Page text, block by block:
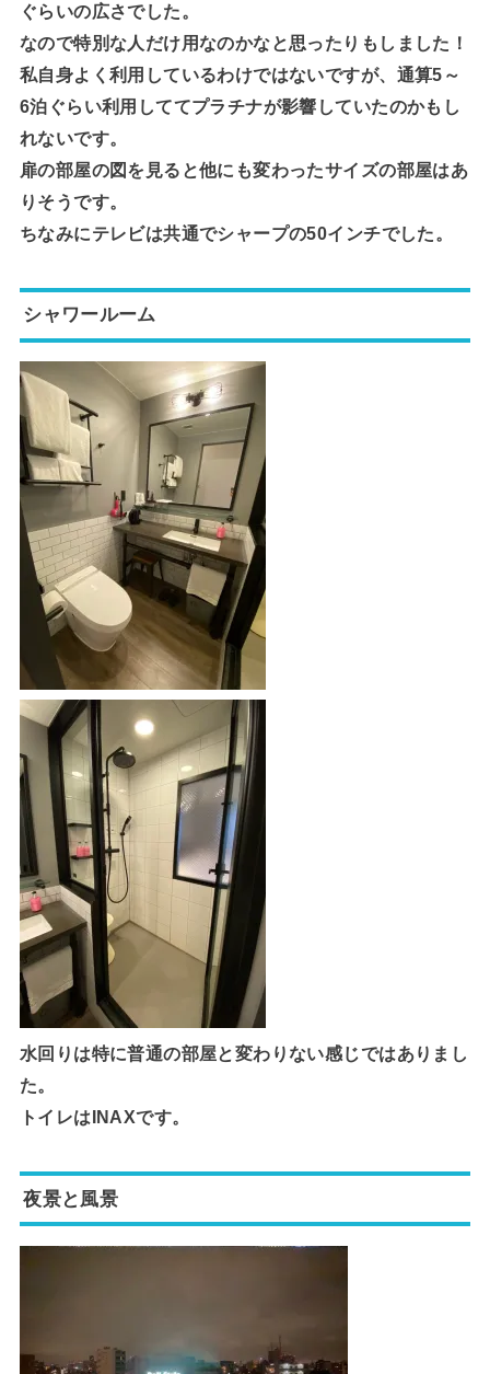
ぐらいの広さでした。
なので特別な人だけ用なのかなと思ったりもしました！
私自身よく利用しているわけではないですが、通算5～
6泊ぐらい利用しててプラチナが影響していたのかもし
れないです。
扉の部屋の図を見ると他にも変わったサイズの部屋はあ
りそうです。
ちなみにテレビは共通でシャープの50インチでした。
シャワールーム
水回りは特に普通の部屋と変わりない感じではありまし
た。
トイレはINAXです。
夜景と風景